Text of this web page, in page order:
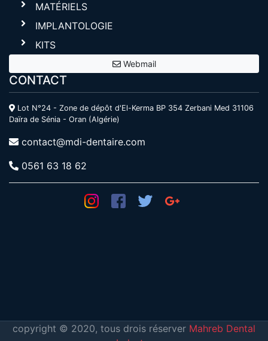
MATÉRIELS
IMPLANTOLOGIE
KITS
Webmail
CONTACT
Lot N°24 - Zone de dépôt d'El-Kerma BP 354 Zerbani Med 31106
Daïra de Sénia - Oran (Algérie)
contact@mdi-dentaire.com
0561 63 18 62
copyright © 2020, tous drois réserver Mahreb Dental